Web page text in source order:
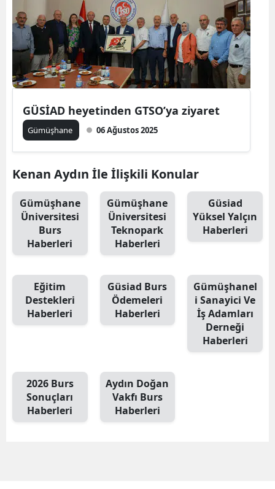
GÜSİAD heyetinden GTSO’ya ziyaret
Gümüşhane 06 Ağustos 2025
Kenan Aydın İle İlişkili Konular
Gümüşhane
Üniversitesi
Burs
Haberleri
Gümüşhane
Üniversitesi
Teknopark
Haberleri
Güsiad
Yüksel Yalçın
Haberleri
Eğitim
Destekleri
Haberleri
Güsiad Burs
Ödemeleri
Haberleri
Gümüşhanel
i Sanayici Ve
İş Adamları
Derneği
Haberleri
2026 Burs
Sonuçları
Haberleri
Aydın Doğan
Vakfı Burs
Haberleri